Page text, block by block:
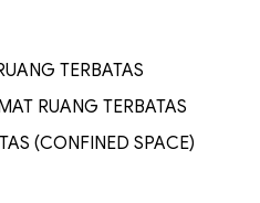
TERBATAS
RUANG TERBATAS
(CONFINED SPACE)